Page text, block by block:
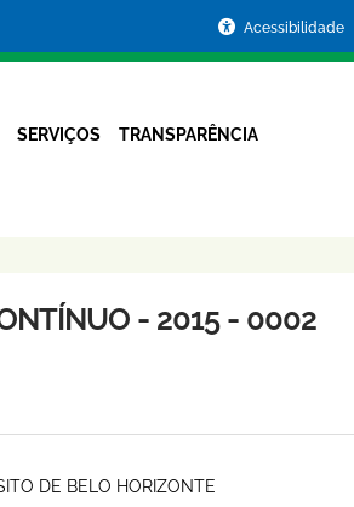
Acessibilidade
SERVIÇOS TRANSPARÊNCIA
- 2015 - 0002
DE BELO HORIZONTE